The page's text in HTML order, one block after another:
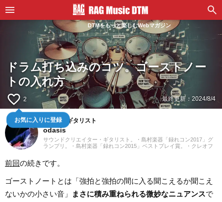
DTMをもっと楽しむWebマガジン
ドラム打ち込みのコツ。ゴーストノー
トの入れ方
favorite_border 2
お気に入りに登録
最終更新： 2024/8/4
作曲家・ギタリスト
odasis
サウンドクリエイター・ギタリスト。・島村楽器「録れコン2017」グ
ランプリ。・島村楽器「録れコン2015」ベストプレイ賞。・クレオフ
前回の続きです。
ゴーストノートとは「強拍と強拍の間に入る聞こえるか聞こえ
ないかの小さい音」
まさに積み重ねられる微妙なニュアンスで